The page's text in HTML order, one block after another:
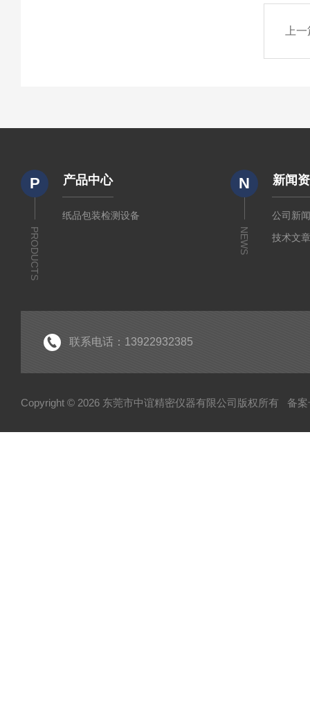
上
P
PRODUCTS
产品中心
纸品包装检测设备
N
NEWS
新闻
公司新
技术文
联系电话：13922932385
Copyright © 2026 东莞市中谊精密仪器有限公司版权所有 备案